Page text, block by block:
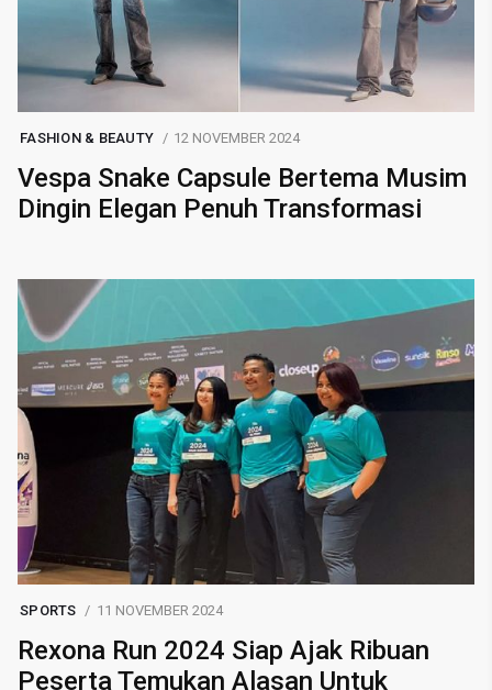
FASHION & BEAUTY 12 NOVEMBER 2024
Vespa Snake Capsule Bertema Musim
Dingin Elegan Penuh Transformasi
SPORTS 11 NOVEMBER 2024
Rexona Run 2024 Siap Ajak Ribuan
Peserta Temukan Alasan Untuk